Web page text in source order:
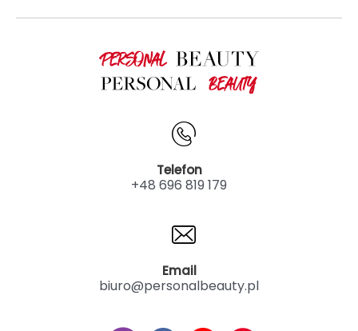
Telefon
+48 696 819 179
Email
biuro@personalbeauty.pl